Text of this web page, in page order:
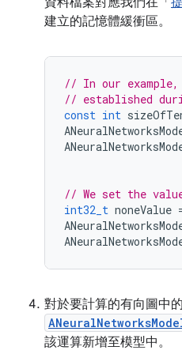
建立的記憶體緩衝區。
// In our example,
// established
const int
// We set the
int32_t noneValue
對於要計算的有向圖中
該運算新增至模型中。